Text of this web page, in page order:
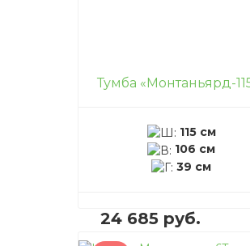
115 см
106 см
39 см
24 685 руб.